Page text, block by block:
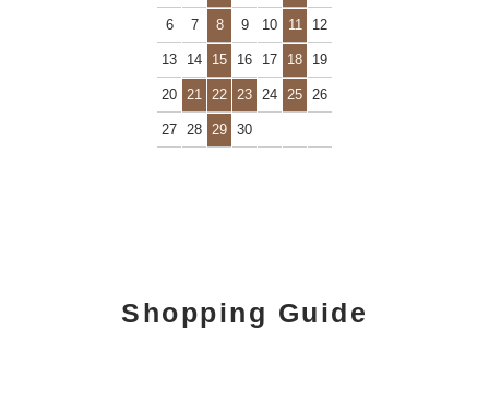
6 7 8 9 10 11 12
13 14 15 16 17 18 19
20 21 22 23 24 25 26
27 28 29 30
Shopping Guide